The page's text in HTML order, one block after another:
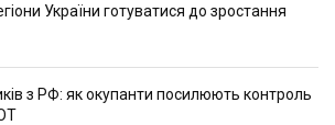
України готуватися до зростання
з РФ: як окупанти посилюють контроль